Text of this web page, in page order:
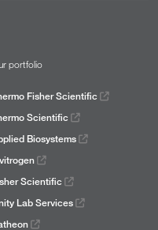
portfolio
Fisher Scientific
Scientific
Biosystems
Scientific
Lab Services